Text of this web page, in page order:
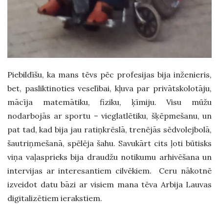
Piebildīšu, ka mans tēvs pēc profesijas bija inženieris,
bet, pasliktinoties veselībai, kļuva par privātskolotāju,
mācīja matemātiku, fiziku, ķīmiju. Visu mūžu
nodarbojās ar sportu – vieglatlētiku, šķēpmešanu, un
pat tad, kad bija jau ratiņkrēslā, trenējās sēdvolejbolā,
šautriņmešanā, spēlēja šahu. Savukārt cits ļoti būtisks
viņa vaļasprieks bija draudžu notikumu arhivēšana un
intervijas ar interesantiem cilvēkiem. Ceru nākotnē
izveidot datu bāzi ar visiem mana tēva Arbija Lauvas
digitalizētiem ierakstiem.